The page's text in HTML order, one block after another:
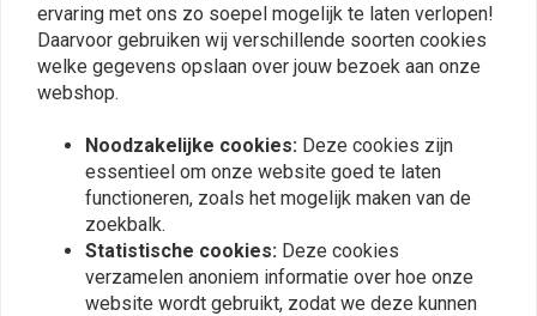
Vergelijkbare producten
ervaring met ons zo soepel mogelijk te laten verlopen!
Daarvoor gebruiken wij verschillende soorten cookies
welke gegevens opslaan over jouw bezoek aan onze
webshop.
Noodzakelijke cookies: Deze cookies zijn
essentieel om onze website goed te laten
functioneren, zoals het mogelijk maken van de
zoekbalk.
Statistische cookies: Deze cookies
verzamelen anoniem informatie over hoe onze
website wordt gebruikt, zodat we deze kunnen